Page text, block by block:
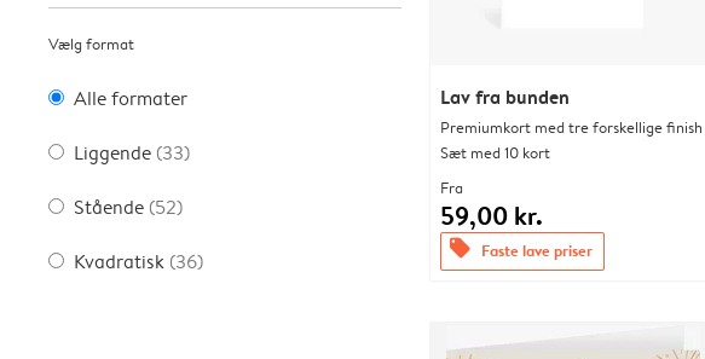
Vælg format
Alle formater
Liggende (33)
Stående (52)
Kvadratisk (36)
Lav fra bunden
Premiumkort med tre forskellige finish
Sæt med 10 kort
Fra
59,00 kr.
offers Faste lave priser